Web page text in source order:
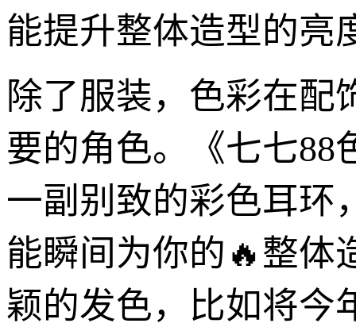
能提升整体造型的亮
除了服装，色彩在配
要的角色。《七七88
一副别致的彩色耳环
能瞬间为你的🔥整体
颖的发色，比如将今